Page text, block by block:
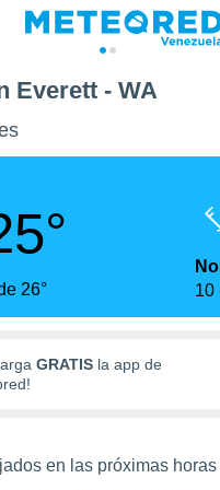
Everett - WA
26°
10
GRATIS la app de
en las próximas horas